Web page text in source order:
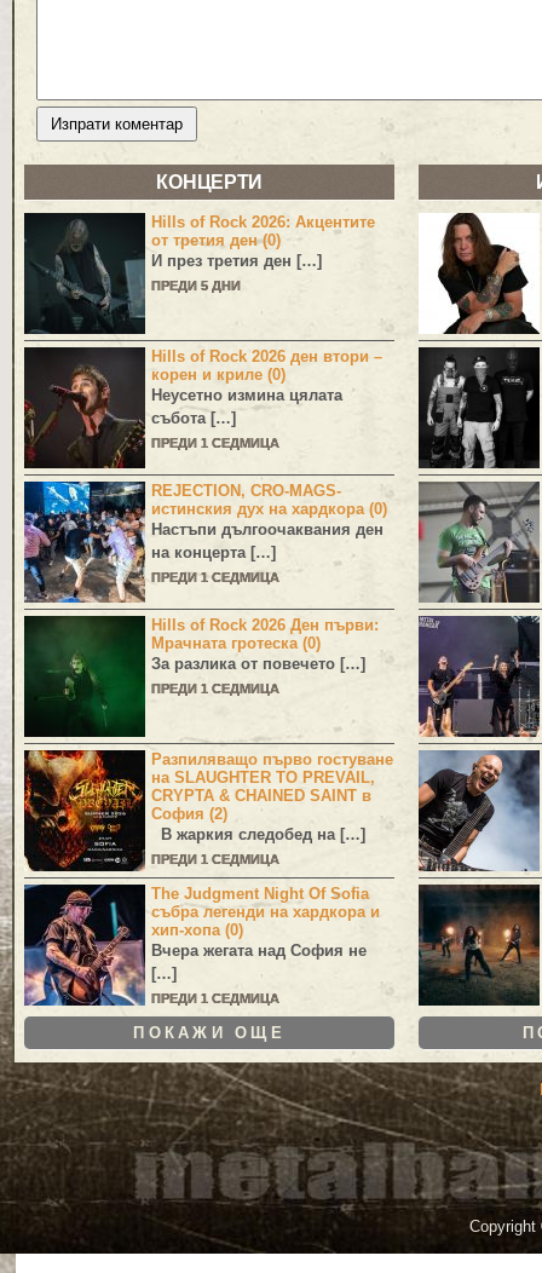
КОНЦЕРТИ
Hills of Rock 2026: Акцентите
от третия ден (0)
И през третия ден […]
ПРЕДИ 5 ДНИ
Hills of Rock 2026 ден втори –
корен и криле (0)
Неусетно измина цялата
събота […]
ПРЕДИ 1 СЕДМИЦА
REJECTION, CRO-MAGS-
истинския дух на хардкора (0)
Настъпи дългоочаквания ден
на концерта […]
ПРЕДИ 1 СЕДМИЦА
Hills of Rock 2026 Ден първи:
Мрачната гротеска (0)
За разлика от повечето […]
ПРЕДИ 1 СЕДМИЦА
Разпиляващо първо гостуване
на SLAUGHTER TO PREVAIL,
CRYPTA & CHAINED SAINT в
София (2)
В жаркия следобед на […]
ПРЕДИ 1 СЕДМИЦА
The Judgment Night Of Sofia
събра легенди на хардкора и
хип-хопа (0)
Вчера жегата над София не
[…]
ПРЕДИ 1 СЕДМИЦА
ПОКАЖИ ОЩЕ